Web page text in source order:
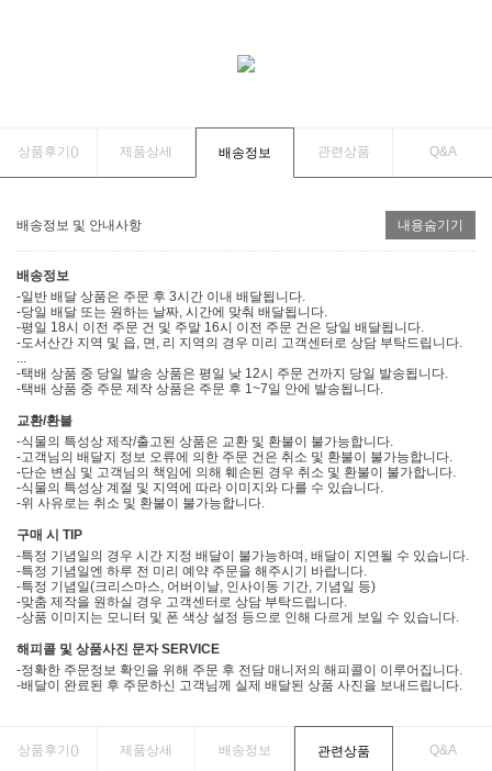
상품후기() 제품상세 배송정보 관련상품 Q&A
배송정보 및 안내사항 내용숨기기
배송정보
-일반 배달 상품은 주문 후 3시간 이내 배달됩니다.
-당일 배달 또는 원하는 날짜, 시간에 맞춰 배달됩니다.
-평일 18시 이전 주문 건 및 주말 16시 이전 주문 건은 당일 배달됩니다.
-도서산간 지역 및 읍, 면, 리 지역의 경우 미리 고객센터로 상담 부탁드립니다.
-택배 상품 중 당일 발송 상품은 평일 낮 12시 주문 건까지 당일 발송됩니다.
-택배 상품 중 주문 제작 상품은 주문 후 1~7일 안에 발송됩니다.
교환/환불
-식물의 특성상 제작/출고된 상품은 교환 및 환불이 불가능합니다.
-고객님의 배달지 정보 오류에 의한 주문 건은 취소 및 환불이 불가능합니다.
-단순 변심 및 고객님의 책임에 의해 훼손된 경우 취소 및 환불이 불가합니다.
-식물의 특성상 계절 및 지역에 따라 이미지와 다를 수 있습니다.
-위 사유로는 취소 및 환불이 불가능합니다.
구매 시 TIP
-특정 기념일의 경우 시간 지정 배달이 불가능하며, 배달이 지연될 수 있습니다.
-특정 기념일엔 하루 전 미리 예약 주문을 해주시기 바랍니다.
-특정 기념일(크리스마스, 어버이날, 인사이동 기간, 기념일 등)
-맞춤 제작을 원하실 경우 고객센터로 상담 부탁드립니다.
-상품 이미지는 모니터 및 폰 색상 설정 등으로 인해 다르게 보일 수 있습니다.
해피콜 및 상품사진 문자 SERVICE
-정확한 주문정보 확인을 위해 주문 후 전담 매니저의 해피콜이 이루어집니다.
-배달이 완료된 후 주문하신 고객님께 실제 배달된 상품 사진을 보내드립니다.
상품후기() 제품상세 배송정보 관련상품 Q&A